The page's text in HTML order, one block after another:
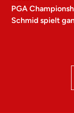
PGA
Schmid spielt